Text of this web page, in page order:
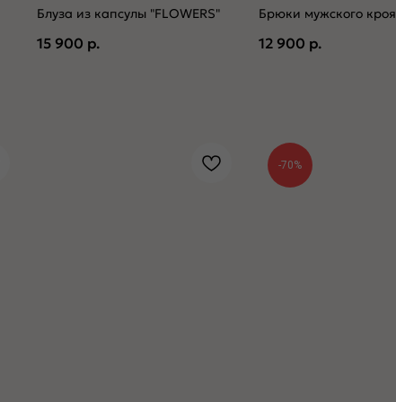
Блуза из капсулы "FLOWERS"
15 900 р.
Брюки мужского кроя
12 900 р.
-70%